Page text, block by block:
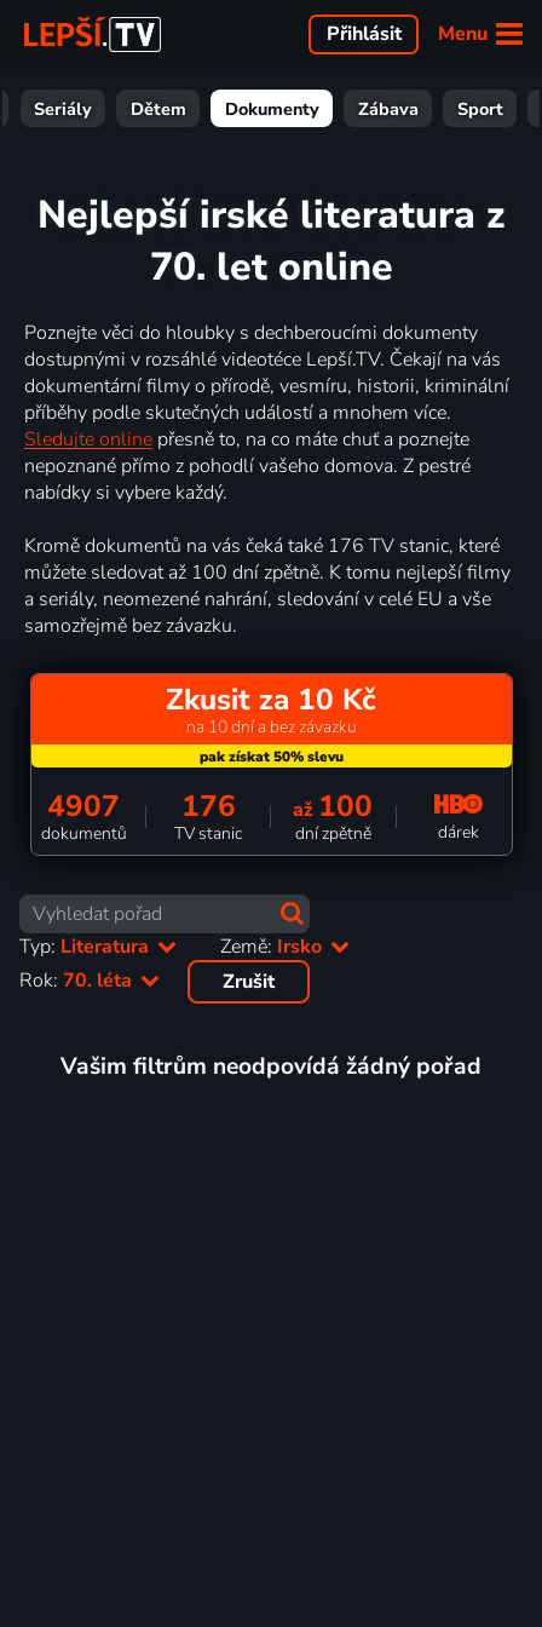
Menu
Přihlásit
Seriály Dětem Dokumenty Zábava Sport
Nejlepší irské literatura z
70. let online
Poznejte věci do hloubky s dechberoucími dokumenty
dostupnými v rozsáhlé videotéce Lepší.TV. Čekají na vás
dokumentární filmy o přírodě, vesmíru, historii, kriminální
příběhy podle skutečných událostí a mnohem více.
Sledujte online přesně to, na co máte chuť a poznejte
nepoznané přímo z pohodlí vašeho domova. Z pestré
nabídky si vybere každý.
Kromě dokumentů na vás čeká také 176 TV stanic, které
můžete sledovat až 100 dní zpětně. K tomu nejlepší filmy
a seriály, neomezené nahrání, sledování v celé EU a vše
samozřejmě bez závazku.
Zkusit za 10 Kč
na 10 dní a bez závazku
4907
dokumentů
176
TV stanic
až 100
dní zpětně dárek
Typ: Literatura Země: Irsko
Rok: 70. léta Zrušit
Vašim filtrům neodpovídá žádný pořad